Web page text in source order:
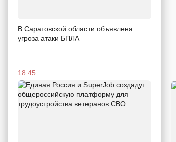
В Саратовской области объявлена
угроза атаки БПЛА
18:45